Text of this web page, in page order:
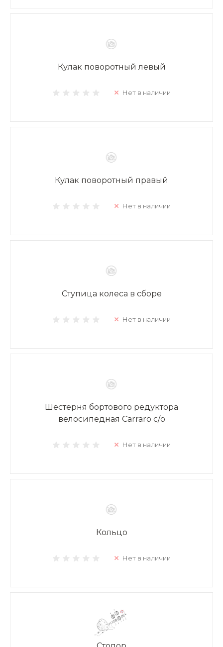
Кулак поворотный левый
Нет в наличии
Кулак поворотный правый
Нет в наличии
Ступица колеса в сборе
Нет в наличии
Шестерня бортового редуктора
велосипедная Carraro с/о
Нет в наличии
Кольцо
Нет в наличии